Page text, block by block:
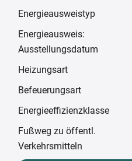
Energieausweistyp
Energieausweis:
Ausstellungsdatum
Heizungsart
Befeuerungsart
Energieeffizienzklasse
Fußweg zu öffentl.
Verkehrsmitteln